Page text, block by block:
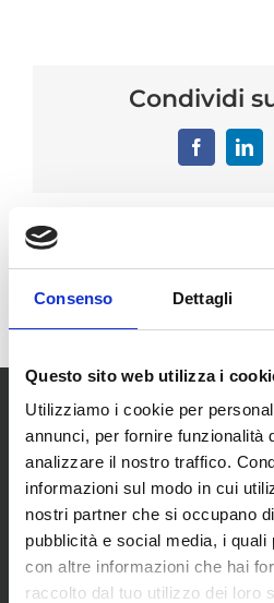
Consenso Dettagli
Questo sito web utilizza i
Utilizziamo i cookie per
annunci, per fornire funzionalità
analizzare il nostro traffico.
informazioni sul modo in cui
nostri partner che si occupano
pubblicità e social media, i quali
con altre informazioni che hai
raccolto dal tuo utilizzo dei loro
Condividi
Facebook
SCOPRI I NOSTRI CENTRI